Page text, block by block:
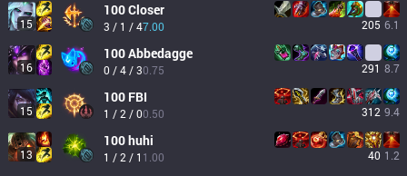
15
100Closer
3 / 1 / 47.00 205 6.1
16
100Abbedagge
0 / 4 / 30.75 291 8.7
15
100 FBI
1 / 2 / 00.50 312 9.4
13
100huhi
1 / 2 / 1 1.00 40 1.2